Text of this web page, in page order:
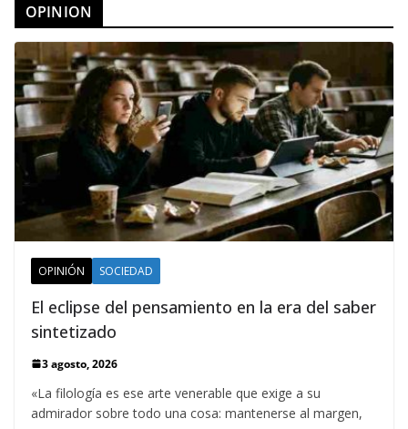
OPINION
OPINIÓN SOCIEDAD
El eclipse del pensamiento en la era del saber
sintetizado
3 agosto, 2026
«La filología es ese arte venerable que exige a su
admirador sobre todo una cosa: mantenerse al margen,